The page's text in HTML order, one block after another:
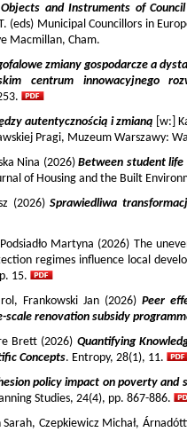
and Instruments of
(eds) Municipal Councillors in
Macmillan, Cham.
zmiany gospodarcze a
centrum innowacyjnego
autentycznością i zmianą [w:]
Pragi, Muzeum Warszawy:
Nina (2026)Between student life
of Housing and the Built
(2026)Sprawiedliwa
Martyna (2026) The
regimes influence local
15.
Frankowski Jan (2026)Peer
scale renovation subsidy
Brett (2026) Quantifying
Concepts. Entropy, 28(1), 11.
policy impact on poverty and
Studies, 24(4), pp. 867-886.
Sarah, Czepkiewicz Michał,